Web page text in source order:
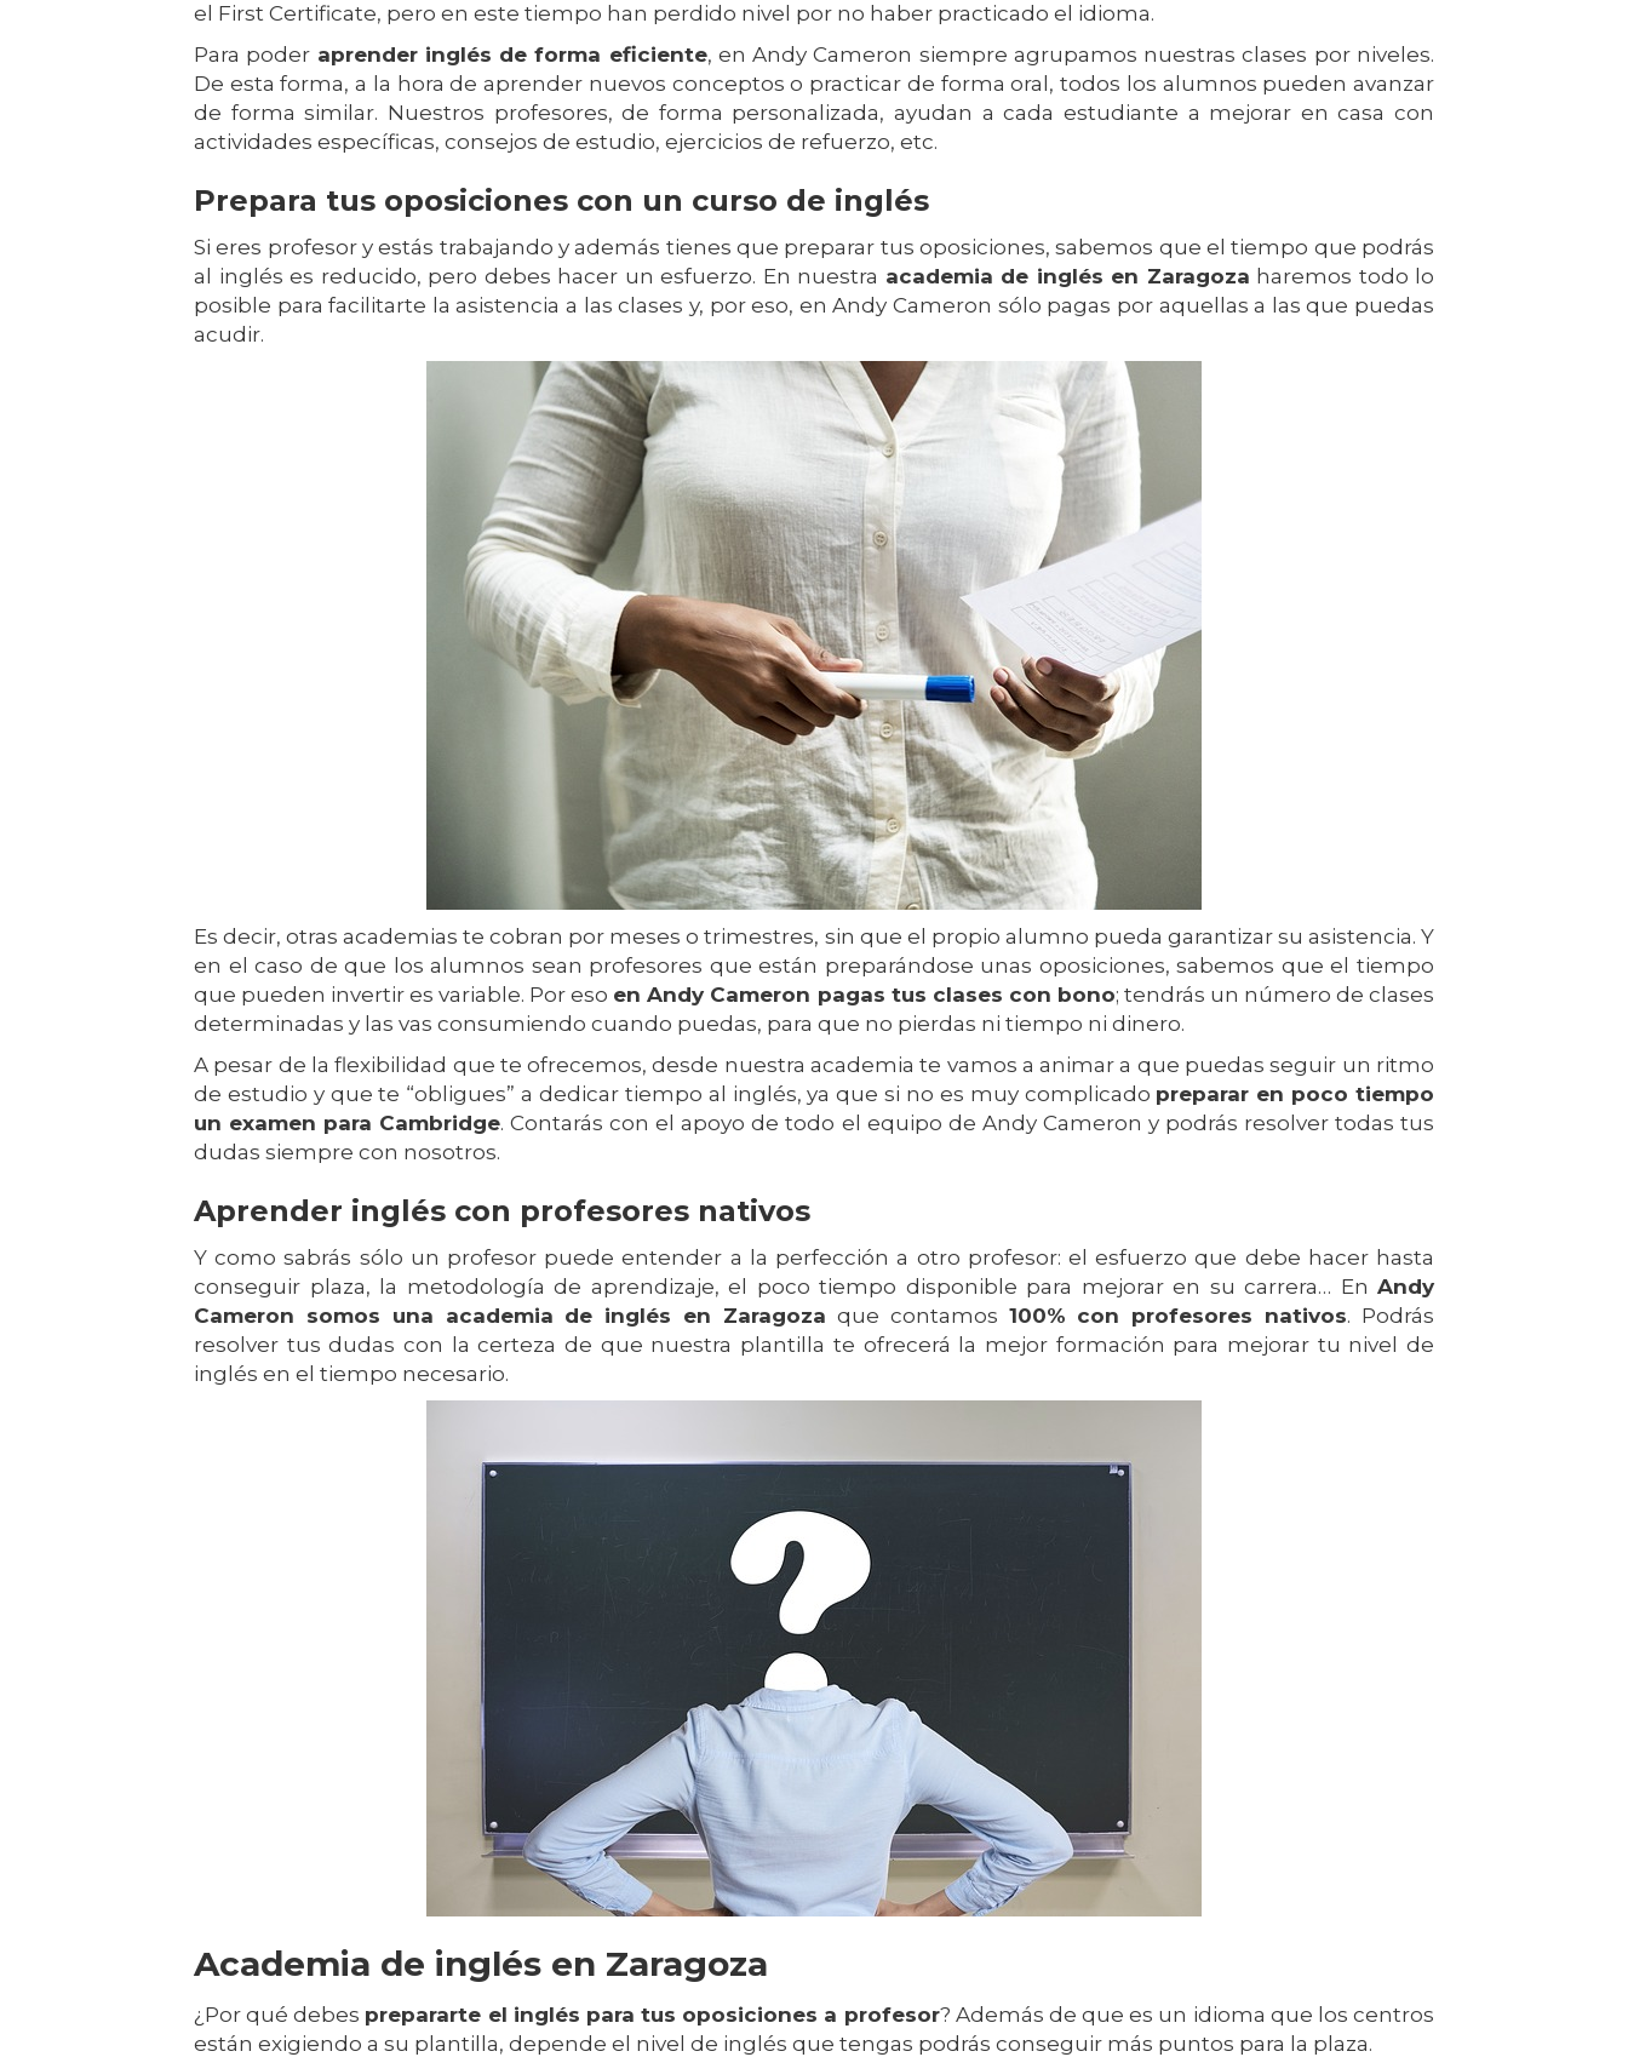
el First Certificate, pero en este tiempo han perdido nivel por no haber practicado el idioma.
Para poder aprender inglés de forma eficiente, en Andy Cameron siempre agrupamos nuestras clases por niveles.
De esta forma, a la hora de aprender nuevos conceptos o practicar de forma oral, todos los alumnos pueden avanzar
de forma similar. Nuestros profesores, de forma personalizada, ayudan a cada estudiante a mejorar en casa con
actividades específicas, consejos de estudio, ejercicios de refuerzo, etc.
Prepara tus oposiciones con un curso de inglés
Si eres profesor y estás trabajando y además tienes que preparar tus oposiciones, sabemos que el tiempo que podrás
al inglés es reducido, pero debes hacer un esfuerzo. En nuestra academia de inglés en Zaragoza haremos todo lo
posible para facilitarte la asistencia a las clases y, por eso, en Andy Cameron sólo pagas por aquellas a las que puedas
acudir.
Es decir, otras academias te cobran por meses o trimestres, sin que el propio alumno pueda garantizar su asistencia. Y
en el caso de que los alumnos sean profesores que están preparándose unas oposiciones, sabemos que el tiempo
que pueden invertir es variable. Por eso en Andy Cameron pagas tus clases con bono; tendrás un número de clases
determinadas y las vas consumiendo cuando puedas, para que no pierdas ni tiempo ni dinero.
A pesar de la flexibilidad que te ofrecemos, desde nuestra academia te vamos a animar a que puedas seguir un ritmo
de estudio y que te “obligues” a dedicar tiempo al inglés, ya que si no es muy complicado preparar en poco tiempo
un examen para Cambridge. Contarás con el apoyo de todo el equipo de Andy Cameron y podrás resolver todas tus
dudas siempre con nosotros.
Aprender inglés con profesores nativos
Y como sabrás sólo un profesor puede entender a la perfección a otro profesor: el esfuerzo que debe hacer hasta
conseguir plaza, la metodología de aprendizaje, el poco tiempo disponible para mejorar en su carrera… En Andy
Cameron somos una academia de inglés en Zaragoza que contamos 100% con profesores nativos. Podrás
resolver tus dudas con la certeza de que nuestra plantilla te ofrecerá la mejor formación para mejorar tu nivel de
inglés en el tiempo necesario.
Academia de inglés en Zaragoza
¿Por qué debes prepararte el inglés para tus oposiciones a profesor? Además de que es un idioma que los centros
están exigiendo a su plantilla, depende el nivel de inglés que tengas podrás conseguir más puntos para la plaza.